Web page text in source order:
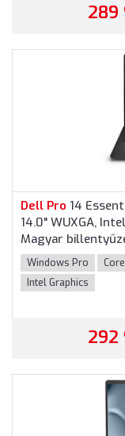
289
Dell Pro 14
14.0" WUXGA,
Magyar
garancia, Fekete
Windows Pro
Intel Graphics
292